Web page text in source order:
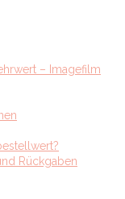
– Imagefilm
Rückgaben